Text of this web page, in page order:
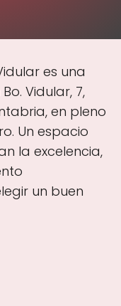
es una
Vidular, 7,
en pleno
Un espacio
la excelencia,
un buen